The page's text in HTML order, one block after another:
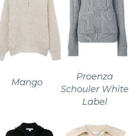
Mango
Proenza
Schouler White
Label